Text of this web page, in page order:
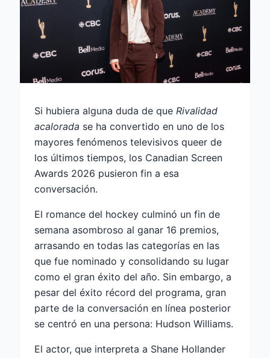
Si hubiera alguna duda de que Rivalidad
acalorada se ha convertido en uno de los
mayores fenómenos televisivos queer de
los últimos tiempos, los Canadian Screen
Awards 2026 pusieron fin a esa
conversación.
El romance del hockey culminó un fin de
semana asombroso al ganar 16 premios,
arrasando en todas las categorías en las
que fue nominado y consolidando su lugar
como el gran éxito del año. Sin embargo, a
pesar del éxito récord del programa, gran
parte de la conversación en línea posterior
se centró en una persona: Hudson Williams.
El actor, que interpreta a Shane Hollander